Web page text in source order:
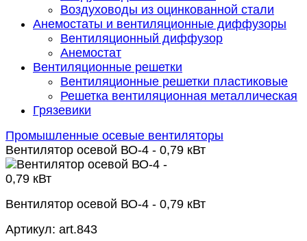
Воздуховоды из оцинкованной стали
Анемостаты и вентиляционные диффузоры
Вентиляционный диффузор
Анемостат
Вентиляционные решетки
Вентиляционные решетки пластиковые
Решетка вентиляционная металлическая
Грязевики
Промышленные осевые вентиляторы
Вентилятор осевой ВО-4 - 0,79 кВт
Вентилятор осевой ВО-4 - 0,79 кВт
Артикул: art.843